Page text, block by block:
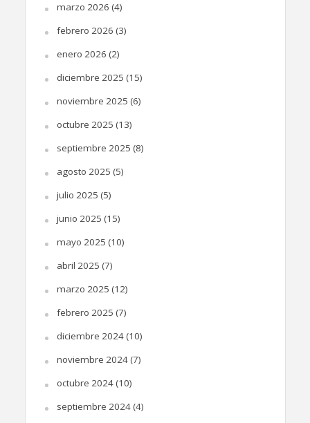
marzo 2026 (4)
febrero 2026 (3)
enero 2026 (2)
diciembre 2025 (15)
noviembre 2025 (6)
octubre 2025 (13)
septiembre 2025 (8)
agosto 2025 (5)
julio 2025 (5)
junio 2025 (15)
mayo 2025 (10)
abril 2025 (7)
marzo 2025 (12)
febrero 2025 (7)
diciembre 2024(10)
noviembre 2024(7)
octubre 2024(10)
septiembre 2024(4)